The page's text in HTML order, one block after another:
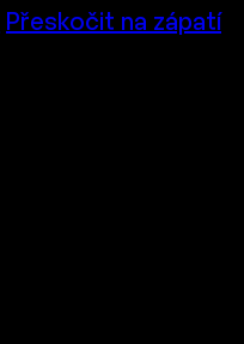
Přeskočit na zápatí